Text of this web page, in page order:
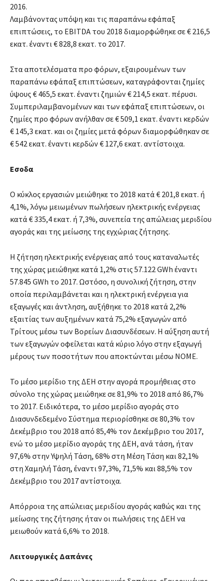
2016.
Λαμβάνοντας υπόψη και τις παραπάνω εφάπαξ
επιπτώσεις, το EBITDA του 2018 διαμορφώθηκε σε € 216,5
εκατ. έναντι € 828,8 εκατ. το 2017.
Στα αποτελέσματα προ φόρων, εξαιρουμένων των
παραπάνω εφάπαξ επιπτώσεων, καταγράφονται ζημίες
ύψους € 465,5 εκατ. έναντι ζημιών € 214,5 εκατ. πέρυσι.
Συμπεριλαμβανομένων και των εφάπαξ επιπτώσεων, οι
ζημίες προ φόρων ανήλθαν σε € 509,1 εκατ. έναντι κερδών
€ 145,3 εκατ. και οι ζημίες μετά φόρων διαμορφώθηκαν σε
€ 542 εκατ. έναντι κερδών € 127,6 εκατ. αντίστοιχα.
Εσοδα
Ο κύκλος εργασιών μειώθηκε το 2018 κατά € 201,8 εκατ. ή
4,1%, λόγω μειωμένων πωλήσεων ηλεκτρικής ενέργειας
κατά € 335,4 εκατ. ή 7,3%, συνεπεία της απώλειας μεριδίου
αγοράς και της μείωσης της εγχώριας ζήτησης.
Η ζήτηση ηλεκτρικής ενέργειας από τους καταναλωτές
της χώρας μειώθηκε κατά 1,2% στις 57.122 GWh έναντι
57.845 GWh το 2017. Ωστόσο, η συνολική ζήτηση, στην
οποία περιλαμβάνεται και η ηλεκτρική ενέργεια για
εξαγωγές και άντληση, αυξήθηκε το 2018 κατά 2,2%
εξαιτίας των αυξημένων κατά 75,2% εξαγωγών από
Τρίτους μέσω των Βορείων Διασυνδέσεων. Η αύξηση αυτή
των εξαγωγών οφείλεται κατά κύριο λόγο στην εξαγωγή
μέρους των ποσοτήτων που αποκτώνται μέσω ΝΟΜΕ.
Το μέσο μερίδιο της ΔΕΗ στην αγορά προμήθειας στο
σύνολο της χώρας μειώθηκε σε 81,9% το 2018 από 86,7%
το 2017. Ειδικότερα, το μέσο μερίδιο αγοράς στο
Διασυνδεδεμένο Σύστημα περιορίσθηκε σε 80,3% τον
Δεκέμβριο του 2018 από 85,4% τον Δεκέμβριο του 2017,
ενώ το μέσο μερίδιο αγοράς της ΔΕH, ανά τάση, ήταν
97,6% στην Υψηλή Τάση, 68% στη Μέση Τάση και 82,1%
στη Χαμηλή Τάση, έναντι 97,3%, 71,5% και 88,5% τον
Δεκέμβριο του 2017 αντίστοιχα.
Απόρροια της απώλειας μεριδίου αγοράς καθώς και της
μείωσης της ζήτησης ήταν οι πωλήσεις της ΔEΗ να
μειωθούν κατά 6,6% το 2018.
Λειτουργικές Δαπάνες